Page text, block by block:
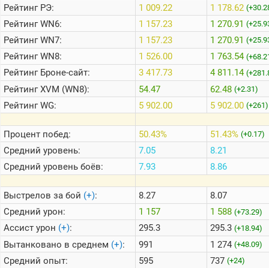
Теlegram
ВК
Портал
Мира
Танков
РейтингРЭ:
РейтингWN6:
РейтингWN7:
РейтингWN8:
РейтингБроне-сайт:
РейтингXVM (WN8):
РейтингWG:
Процент побед:
Средний уровень:
Средний уровень боёв:
Выстрелов за бой (+):
Средний урон:
Ассист урон (+):
Вытанковано в среднем (+):
Средний опыт:
1 009.22
1 157.23
1 157.23
1 526.00
3 417.73
54.47
5 902.00
50.43%
7.05
7.93
8.27
1 157
295.3
991
595
1 178.62
1 270.91
1 270.91
1 763.54
4 811.14
62.48 (+2.31)
5 902.00 (+261)
51.43% (+0.17)
8.21
8.86
8.07
1 588 (+73.29)
295.3 (+18.94)
1 274 (+48.09)
737 (+24)